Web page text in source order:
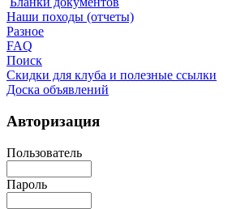
Наши походы (отчеты)
Разное
FAQ
Поиск
Скидки для клуба и полезные ссылки
Доска объявлений
Авторизация
Пользователь
Пароль